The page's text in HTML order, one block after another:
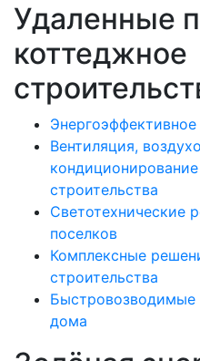
Удаленные
коттеджное
Вентиляция,
строительства
Светотехнические
поселков
Комплексные
строительства
Быстровозводимые
дома